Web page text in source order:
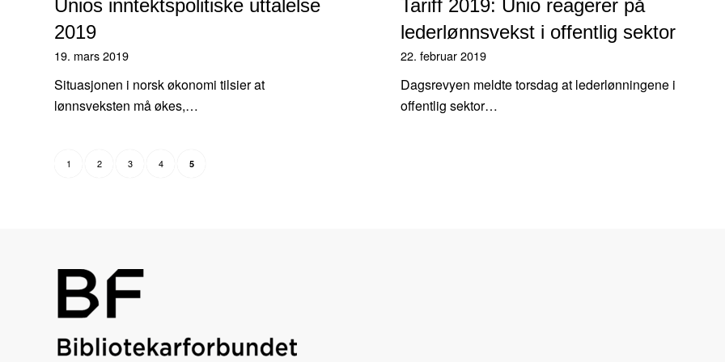
Unios inntektspolitiske uttalelse
2019
19. mars 2019
Situasjonen i norsk økonomi tilsier at
lønnsveksten må økes,…
Tariff 2019: Unio reagerer på
lederlønnsvekst i offentlig sektor
22. februar 2019
Dagsrevyen meldte torsdag at lederlønningene i
offentlig sektor…
1 2 3 4 5